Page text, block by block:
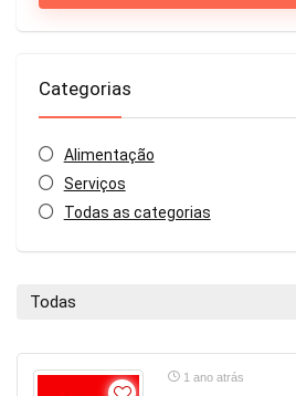
Categorias
Alimentação
Serviços
Todas as categorias
Todas
1 ano atrás